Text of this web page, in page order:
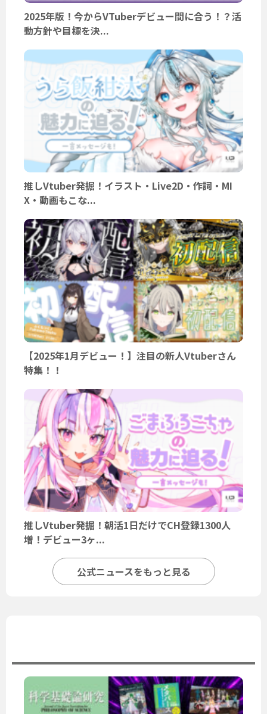
2025年版！今からVTuberデビュー間に合う！？活
動方針や目標を決...
推しVtuber発掘！イラスト・Live2D・作詞・MI
X・動画もこな...
【2025年1月デビュー！】注目の新人Vtuberさん
特集！！
推しVtuber発掘！朝活1日だけでCH登録1300人
増！デビュー3ヶ...
公式ニュースをもっと見る